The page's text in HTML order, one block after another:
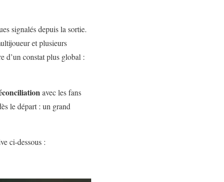
signalés depuis la sortie.
et plusieurs
d’un constat plus global :
avec les fans
le départ : un grand
ci-dessous :